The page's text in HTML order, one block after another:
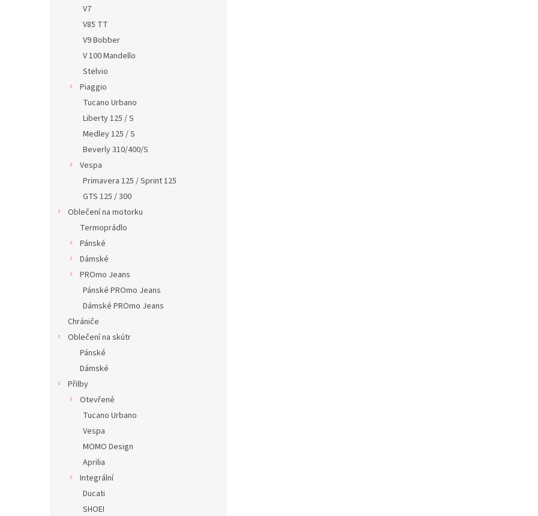
V7
V85 TT
V9 Bobber
V 100 Mandello
Stelvio
Piaggio
Tucano Urbano
Liberty 125 / S
Medley 125 / S
Beverly 310/400/S
Vespa
Primavera 125 / Sprint 125
GTS 125 / 300
Oblečení na motorku
Termoprádlo
Pánské
Dámské
PROmo Jeans
Pánské PROmo Jeans
Dámské PROmo Jeans
Chrániče
Oblečení na skútr
Pánské
Dámské
Přilby
Otevřené
Tucano Urbano
Vespa
MOMO Design
Aprilia
Integrální
Ducati
SHOEI